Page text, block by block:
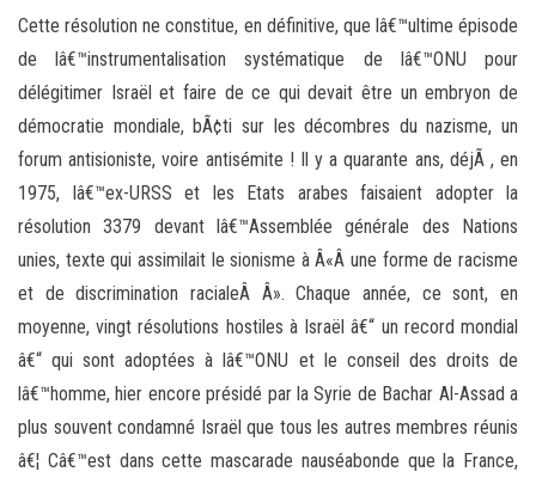
Cette résolution ne constitue, en définitive, que lâ€™ultime épisode
de lâ€™instrumentalisation systématique de lâ€™ONU pour
délégitimer Israël et faire de ce qui devait être un embryon de
démocratie mondiale, bÃ¢ti sur les décombres du nazisme, un
forum antisioniste, voire antisémite ! Il y a quarante ans, déjÃ , en
1975, lâ€™ex-URSS et les Etats arabes faisaient adopter la
résolution 3379 devant lâ€™Assemblée générale des Nations
unies, texte qui assimilait le sionisme à Â«Â une forme de racisme
et de discrimination racialeÂ Â». Chaque année, ce sont, en
moyenne, vingt résolutions hostiles à Israël â€“ un record mondial
â€“ qui sont adoptées à lâ€™ONU et le conseil des droits de
lâ€™homme, hier encore présidé par la Syrie de Bachar Al-Assad a
plus souvent condamné Israël que tous les autres membres réunis
â€¦ Câ€™est dans cette mascarade nauséabonde que la France,